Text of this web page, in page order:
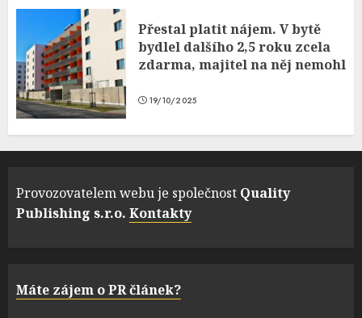
Přestal platit nájem. V bytě
bydlel dalšího 2,5 roku zcela
zdarma, majitel na něj nemohl
19/10/2025
Provozovatelem webu je společnost Quality
Publishing s.r.o. Kontakty
Máte zájem o PR článek?